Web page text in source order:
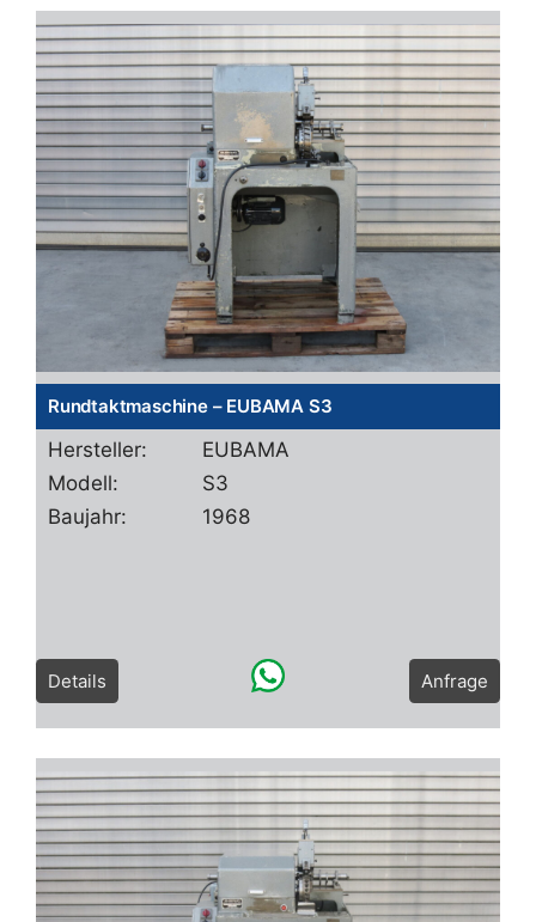
Rundtaktmaschine – EUBAMA S3
Hersteller:
EUBAMA
Modell:
S3
Baujahr:
1968
Details Anfrage